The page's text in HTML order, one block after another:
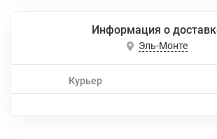
Информация о
Эль-Монте
Курьер